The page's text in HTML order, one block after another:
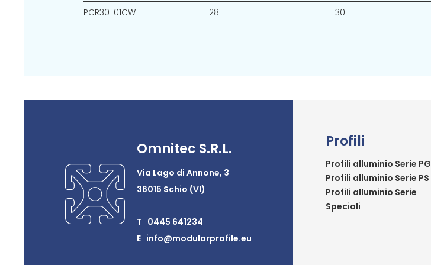
PCR30-01CW 28 30
Omnitec S.R.L.
Via Lago di Annone, 3
36015 Schio (VI)
T 0445 641234
E info@modularprofile.eu
Profili
Profili alluminio Serie PG
Profili alluminio Serie PS
Profili alluminio Serie
Speciali